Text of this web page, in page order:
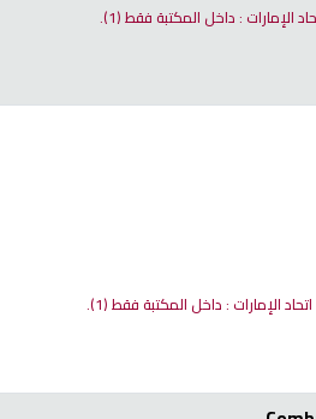
الإمارات : داخل المكتبة فقط(1).
الإمارات : داخل المكتبة فقط(1).